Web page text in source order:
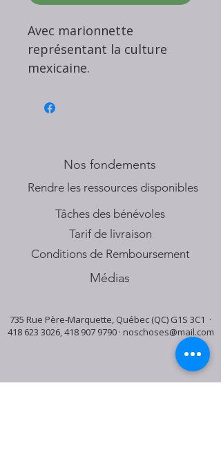
Avec marionnette
représentant la culture
mexicaine.
Nos fondements
​Rendre les ressources disponibles
Tâches des bénévoles
Tarif de livraison
Conditions de Remboursement
Médias
735 Rue Père-Marquette, Québec (QC) G1S 3C1 ·
418 623 3026,418 907 9790· noschoses@mail.com